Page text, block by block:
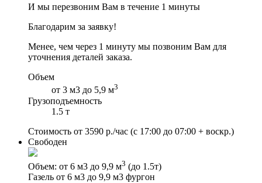
И мы перезвоним Вам в течение 1 минуты
Благодарим за заявку!
Менее, чем через 1 минуту мы позвоним Вам для
уточнения деталей заказа.
Объем
от 3 м3 до 5,9 м3
Грузоподъемность
1.5 т
Стоимость от 3590 р./час (с 17:00 до 07:00 + воскр.)
Свободен
Объем: от 6 м3 до 9,9 м3 (до 1.5т)
Газель от 6 м3 до 9,9 м3 фургон